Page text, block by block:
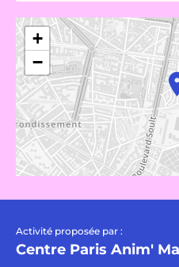
+
−
Activité proposée par :
Centre Paris Anim'